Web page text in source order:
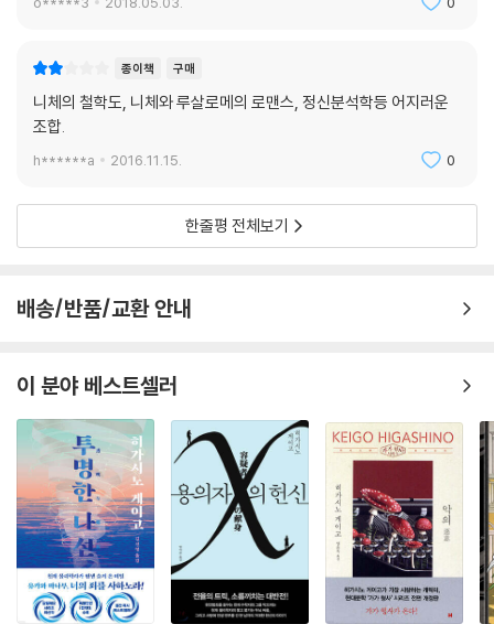
종이책 구매
니체의 철학도, 니체와 루살로메의 로맨스, 정신분석학등 어지러운
조합.
h******a 2016.11.15. 0
한줄평 전체보기
배송/반품/교환 안내
이 분야 베스트셀러